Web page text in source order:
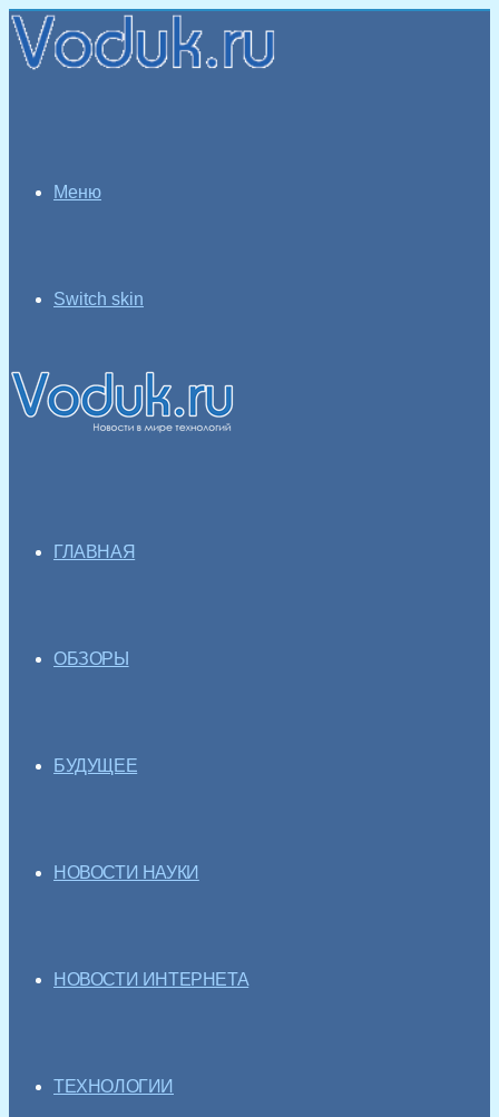
Меню
Switch skin
ГЛАВНАЯ
ОБЗОРЫ
БУДУЩЕЕ
НОВОСТИ НАУКИ
НОВОСТИ ИНТЕРНЕТА
ТЕХНОЛОГИИ